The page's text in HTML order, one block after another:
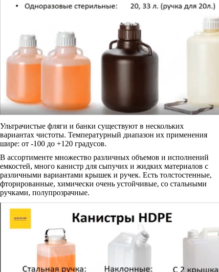
Ультрачистые фляги и банки существуют в нескольких
вариантах чистоты. Температурный диапазон их применения
шире: от -100 до +120 градусов.
В ассортименте множество различных объемов и исполнений
емкостей, много канистр для сыпучих и жидких материалов с
различными вариантами крышек и ручек. Есть толстостенные,
фторированные, химически очень устойчивые, со стальными
ручками, полупрозрачные.